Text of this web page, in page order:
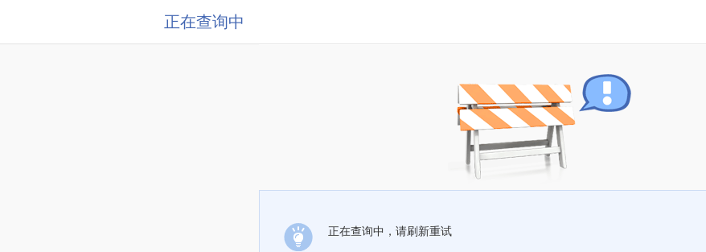
正在查询中
正在查询中，请刷新重试